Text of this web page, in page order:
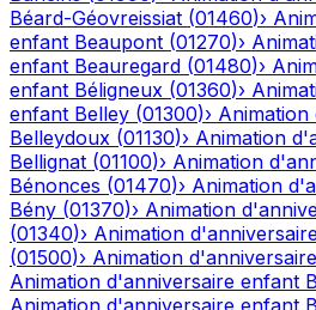
Béard-Géovreissiat (01460)›
enfant Beaupont (01270)›
enfant Beauregard (01480)›
enfant Béligneux (01360)›
enfant Belley (01300)›
Belleydoux (01130)› Animation
Bellignat (01100)› Animation
Bénonces (01470)› Animation
Bény (01370)› Animation
(01340)› Animation
(01500)› Animation
Animation d'anniversaire enfant